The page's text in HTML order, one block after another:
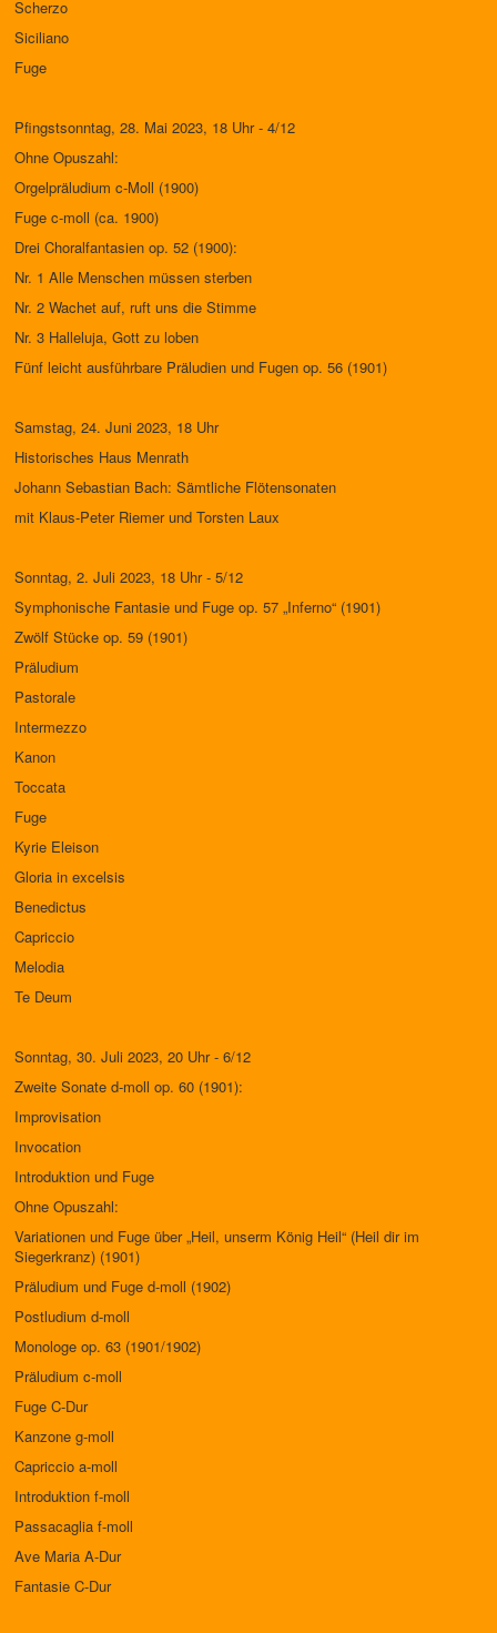
Scherzo
Siciliano
Fuge
Pfingstsonntag, 28. Mai 2023, 18 Uhr - 4/12
Ohne Opuszahl:
Orgelpräludium c-Moll (1900)
Fuge c-moll (ca. 1900)
Drei Choralfantasien op. 52 (1900):
Nr. 1 Alle Menschen müssen sterben
Nr. 2 Wachet auf, ruft uns die Stimme
Nr. 3 Halleluja, Gott zu loben
Fünf leicht ausführbare Präludien und Fugen op. 56 (1901)
Samstag, 24. Juni 2023, 18 Uhr
Historisches Haus Menrath
Johann Sebastian Bach: Sämtliche Flötensonaten
mit Klaus-Peter Riemer und Torsten Laux
Sonntag, 2. Juli 2023, 18 Uhr - 5/12
Symphonische Fantasie und Fuge op. 57 „Inferno“ (1901)
Zwölf Stücke op. 59 (1901)
Präludium
Pastorale
Intermezzo
Kanon
Toccata
Fuge
Kyrie Eleison
Gloria in excelsis
Benedictus
Capriccio
Melodia
Te Deum
Sonntag, 30. Juli 2023, 20 Uhr - 6/12
Zweite Sonate d-moll op. 60 (1901):
Improvisation
Invocation
Introduktion und Fuge
Ohne Opuszahl:
Variationen und Fuge über „Heil, unserm König Heil“ (Heil dir im
Siegerkranz) (1901)
Präludium und Fuge d-moll (1902)
Postludium d-moll
Monologe op. 63 (1901/1902)
Präludium c-moll
Fuge C-Dur
Kanzone g-moll
Capriccio a-moll
Introduktion f-moll
Passacaglia f-moll
Ave Maria A-Dur
Fantasie C-Dur